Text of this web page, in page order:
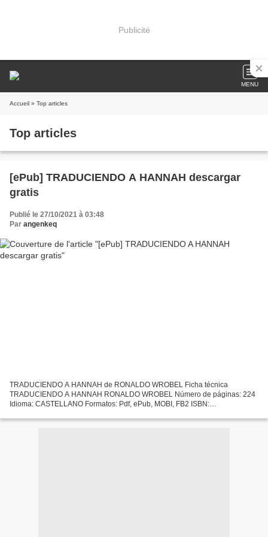
Publicité
MENU
Accueil » Top articles
Top articles
[ePub] TRADUCIENDO A HANNAH descargar
gratis
Publié le 27/10/2021 à 03:48
Par angenkeq
TRADUCIENDO A HANNAH de RONALDO WROBEL Ficha técnica
TRADUCIENDO A HANNAH RONALDO WROBEL Número de páginas: 224
Idioma: CASTELLANO Formatos: Pdf, ePub, MOBI, FB2 ISBN:
eBook gratis Libros...